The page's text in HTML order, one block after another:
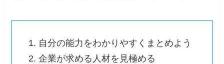
自分の能力をわかりやすくまとめよう
企業が求める人材を見極める